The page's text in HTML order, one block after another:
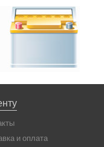
и оплата